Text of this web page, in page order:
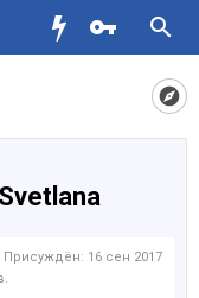
Присуждён: 16 сен 2017